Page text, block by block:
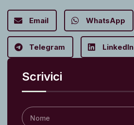
Email WhatsApp
Telegram LinkedIn
Scrivici